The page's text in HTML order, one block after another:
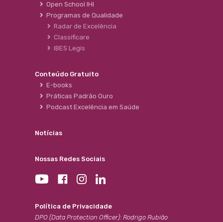
Open School IHI
Programas de Qualidade
Radar de Excelência
Classificare
IBES Legis
Conteúdo Gratuito
E-books
Práticas Padrão Ouro
Podcast Excelência em Saúde
Notícias
Nossas Redes Sociais
Política de Privacidade
DPO (Data Protection Officer): Rodrigo Rubião